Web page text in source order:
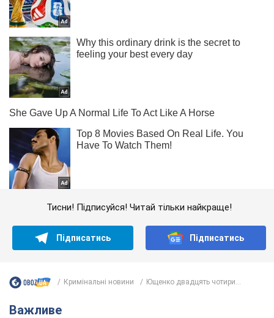
Тисни! Підписуйся! Читай тільки найкраще!
Підписатись Підписатись
Кримінальні новини Ющенко двадцять чотири...
Важливе